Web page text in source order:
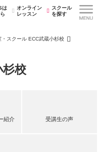
は
オンライン
レッスン
スクール
を探す
・スクール ECC武蔵小杉校
杉校
紹介 受講生の声